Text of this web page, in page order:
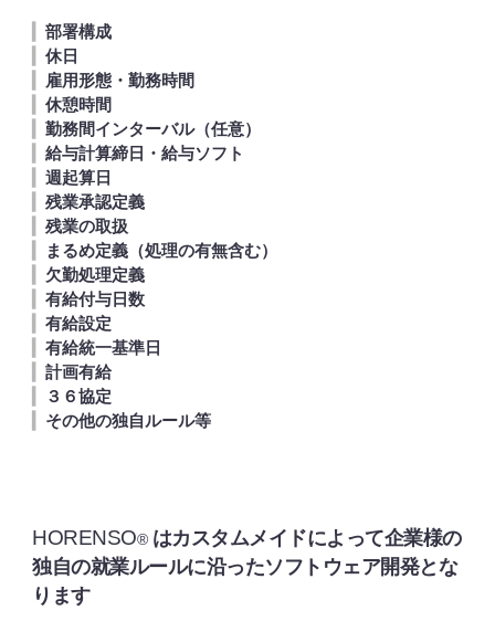
▎部署構成
▎休日
雇用形態・勤務時間
▎休憩時間
▎勤務間インターバル（任意）
▎給与計算締日・給与ソフト
▎週起算日
▎残業承認定義
▎残業の取扱
まるめ定義（処理の有無含む）
欠勤処理定義
▎有給付与日数
▎有給設定
▎有給統一基準日
▎計画有給
３６協定
その他の独自ルール等
HORENSO® はカスタムメイドによって企業様の
独自の就業ルールに沿ったソフトウェア開発とな
ります